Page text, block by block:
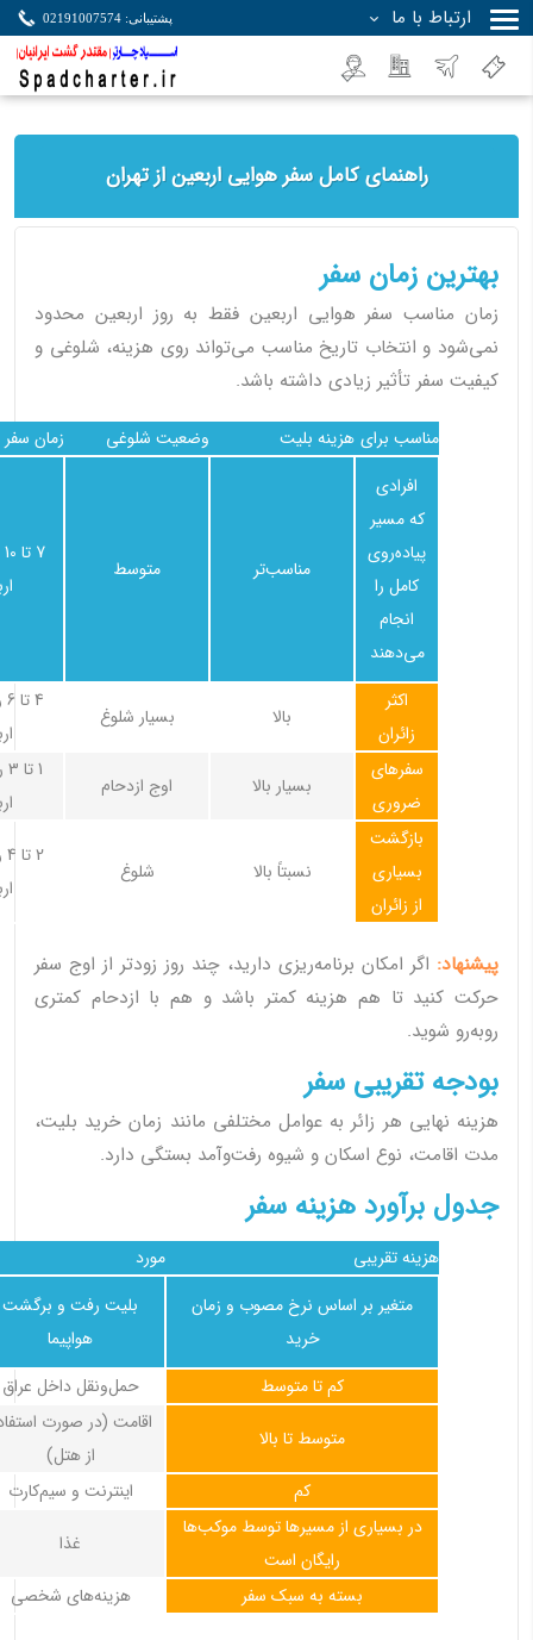
ارتباط با ما پشتیبانی: 02191007574
راهنمای کامل سفر هوایی اربعین از تهران
بهترین زمان سفر
زمان مناسب سفر هوایی اربعین فقط به روز اربعین محدود
نمی‌شود و انتخاب تاریخ مناسب می‌تواند روی هزینه، شلوغی و
کیفیت سفر تأثیر زیادی داشته باشد.
زمان سفر وضعیت شلوغی هزینه بلیت مناسب برای
متوسط مناسب‌تر
افرادی
که مسیر
پیاده‌روی
کامل را
انجام
می‌دهند
بسیار شلوغ بالا
اکثر
زائران
اوج ازدحام بسیار بالا
سفرهای
ضروری
شلوغ نسبتاً بالا
بازگشت
بسیاری
از زائران
پیشنهاد: اگر امکان برنامه‌ریزی دارید، چند روز زودتر از اوج سفر
حرکت کنید تا هم هزینه کمتر باشد و هم با ازدحام کمتری
روبه‌رو شوید.
بودجه تقریبی سفر
هزینه نهایی هر زائر به عوامل مختلفی مانند زمان خرید بلیت،
مدت اقامت، نوع اسکان و شیوه رفت‌وآمد بستگی دارد.
جدول برآورد هزینه سفر
مورد
هزینه تقریبی
بلیت رفت و برگشت
هواپیما
متغیر بر اساس نرخ مصوب و زمان
خرید
حمل‌ونقل داخل عراق
کم تا متوسط
اقامت (در صورت
از هتل)
متوسط تا بالا
اینترنت و سیم‌کارت
کم
غذا
در بسیاری از مسیرها توسط موکب‌ها
رایگان است
هزینه‌های شخصی
بسته به سبک سفر